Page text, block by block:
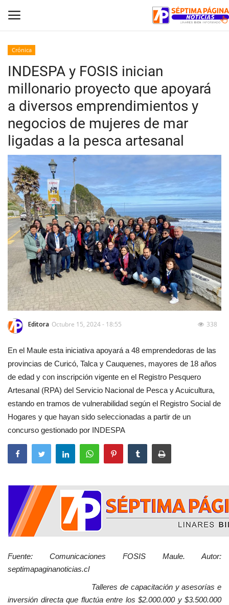
Inicio
Crónica
Policial
Tribunales
Deporte
Política
Espectáculos
Crónica
INDESPA y FOSIS inician
millonario proyecto que apoyará
a diversos emprendimientos y
negocios de mujeres de mar
ligadas a la pesca artesanal
Editora Octubre 15, 2024 - 18:55 338
En el Maule esta iniciativa apoyará a 48 emprendedoras de las
provincias de Curicó, Talca y Cauquenes, mayores de 18 años
de edad y con inscripción vigente en el Registro Pesquero
Artesanal (RPA) del Servicio Nacional de Pesca y Acuicultura,
estando en tramos de vulnerabilidad según el Registro Social de
Hogares y que hayan sido seleccionadas a partir de un
concurso gestionado por INDESPA
Fuente: Comunicaciones FOSIS Maule. Autor:
septimapaginanoticias.cl
Talleres de capacitación y asesorías e
inversión directa que fluctúa entre los $2.000.000 y $3.500.000